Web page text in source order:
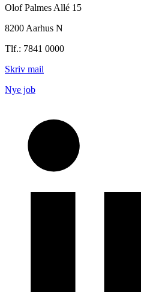
Olof Palmes Allé 15
8200 Aarhus N
Tlf.: 7841 0000
Skriv mail
Nye job